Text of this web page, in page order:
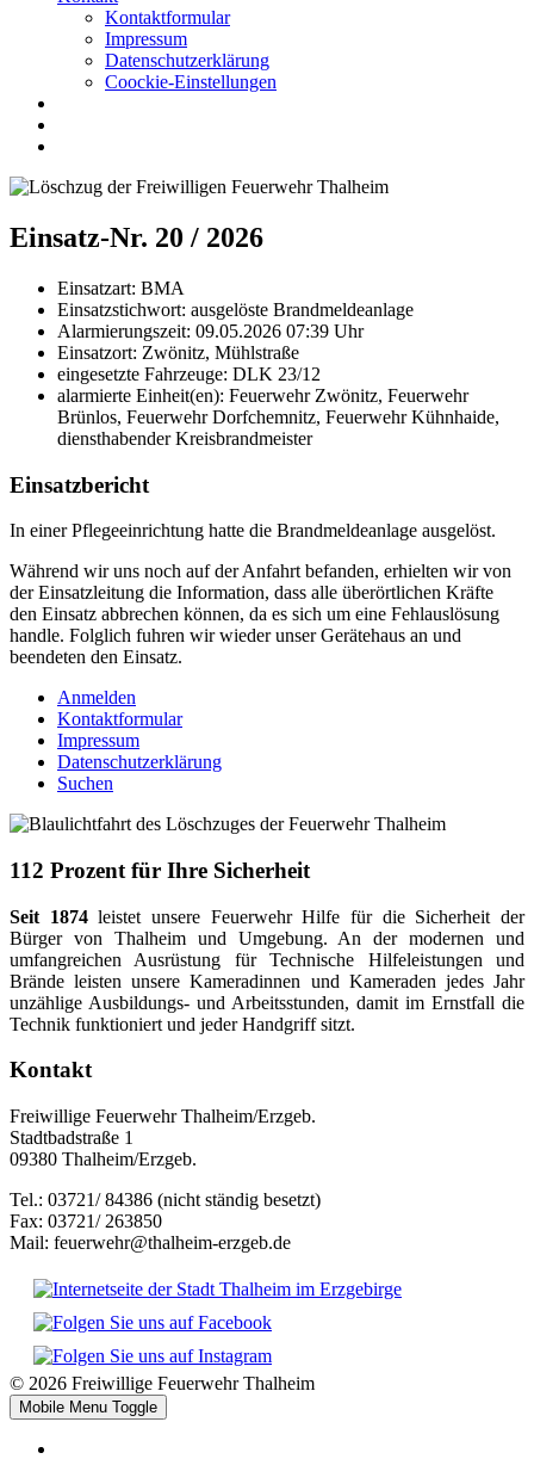
Kontaktformular
Impressum
Datenschutzerklärung
Coockie-Einstellungen
Einsatz-Nr. 20 / 2026
Einsatzart: BMA
Einsatzstichwort: ausgelöste Brandmeldeanlage
Alarmierungszeit: 09.05.2026 07:39 Uhr
Einsatzort: Zwönitz, Mühlstraße
eingesetzte Fahrzeuge: DLK 23/12
alarmierte Einheit(en): Feuerwehr Zwönitz, Feuerwehr
Brünlos, Feuerwehr Dorfchemnitz, Feuerwehr Kühnhaide,
diensthabender Kreisbrandmeister
Einsatzbericht
In einer Pflegeeinrichtung hatte die Brandmeldeanlage ausgelöst.
Während wir uns noch auf der Anfahrt befanden, erhielten wir von
der Einsatzleitung die Information, dass alle überörtlichen Kräfte
den Einsatz abbrechen können, da es sich um eine Fehlauslösung
handle. Folglich fuhren wir wieder unser Gerätehaus an und
beendeten den Einsatz.
Anmelden
Kontaktformular
Impressum
Datenschutzerklärung
Suchen
112 Prozent für Ihre Sicherheit
Seit 1874leistet unsere Feuerwehr Hilfe für die Sicherheit der
Bürger von Thalheim und Umgebung. An der modernen und
umfangreichen Ausrüstung für Technische Hilfeleistungen und
Brände leisten unsere Kameradinnen und Kameraden jedes Jahr
unzählige Ausbildungs- und Arbeitsstunden, damit im Ernstfall die
Technik funktioniert und jeder Handgriff sitzt.
Kontakt
Freiwillige Feuerwehr Thalheim/Erzgeb.
Stadtbadstraße 1
09380 Thalheim/Erzgeb.
Tel.: 03721/ 84386 (nicht ständig besetzt)
Fax: 03721/ 263850
Mail: feuerwehr@thalheim-erzgeb.de
© 2026 Freiwillige Feuerwehr Thalheim
Mobile Menu Toggle